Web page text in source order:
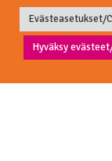
Evästeasetukset/
Hyväksy